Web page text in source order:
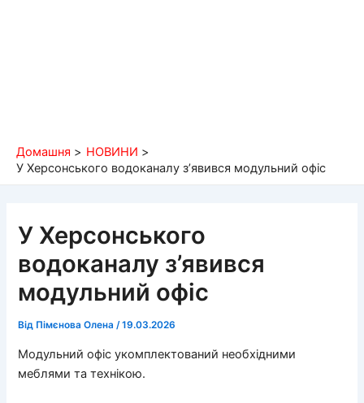
Домашня
НОВИНИ
У Херсонського водоканалу з’явився модульний офіс
У Херсонського
водоканалу з’явився
модульний офіс
Від Пімєнова Олена/19.03.2026
Модульний офіс укомплектований необхідними
меблями та технікою.